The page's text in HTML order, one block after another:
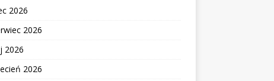
2026
2026
2026
2026